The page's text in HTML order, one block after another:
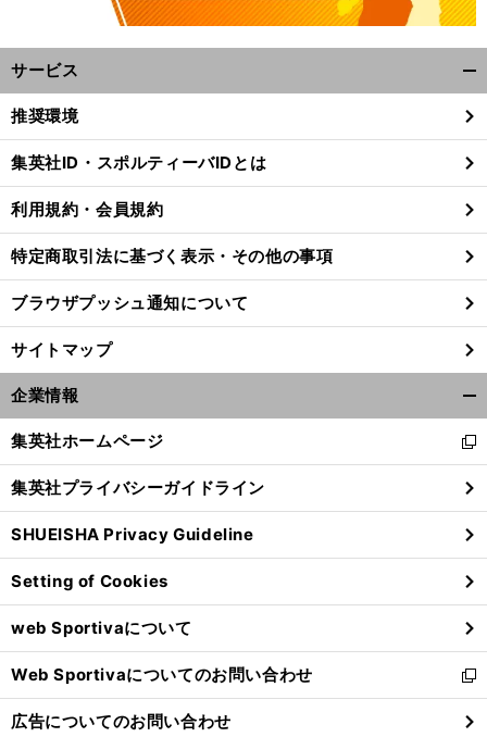
サービス
閉
る
推奨環境
集英社ID・スポルティーバIDとは
利用規約・会員規約
特定商取引法に基づく表示・その他の事項
ブラウザプッシュ通知について
サイトマップ
企業情報
閉
る
集英社ホームページ
新
し
い
ウ
ィ
ン
ド
ウ
で
開
く
集英社プライバシーガイドライン
SHUEISHA Privacy Guideline
Setting of Cookies
web Sportivaについて
Web Sportivaについてのお問い合わせ
新
し
い
広告についてのお問い合わせ